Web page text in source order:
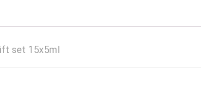
set 15x5ml